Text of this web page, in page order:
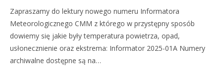
Zapraszamy do lektury nowego numeru Informatora
Meteorologicznego CMM z którego w przystępny sposób
dowiemy się jakie były temperatura powietrza, opad,
usłonecznienie oraz ekstrema: Informator 2025-01A Numery
archiwalne dostępne są na…